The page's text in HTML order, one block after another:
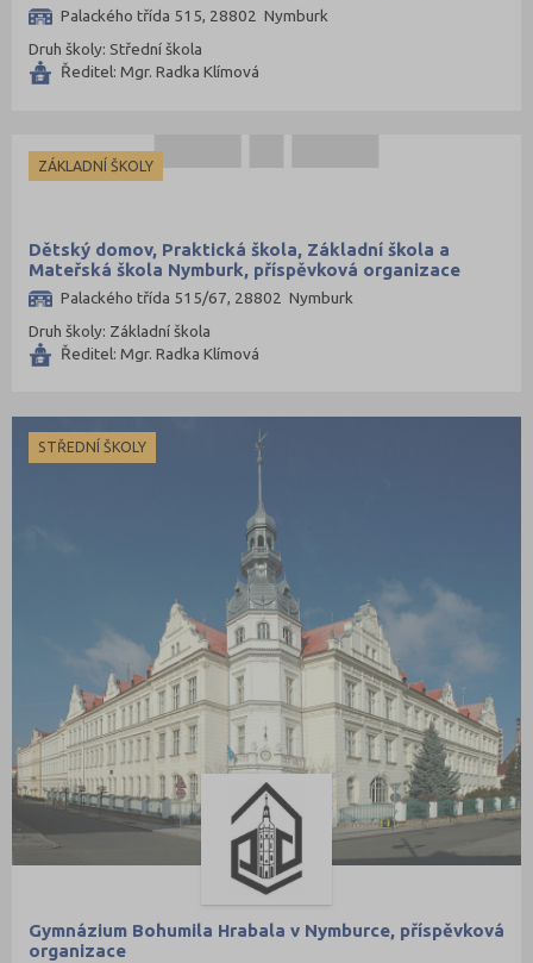
Palackého třída 515, 28802 Nymburk
Druh školy: Střední škola
Ředitel: Mgr. Radka Klímová
ZÁKLADNÍ ŠKOLY
Dětský domov, Praktická škola, Základní škola a
Mateřská škola Nymburk, příspěvková organizace
Palackého třída 515/67, 28802 Nymburk
Druh školy: Základní škola
Ředitel: Mgr. Radka Klímová
STŘEDNÍ ŠKOLY
Gymnázium Bohumila Hrabala v Nymburce, příspěvková
organizace